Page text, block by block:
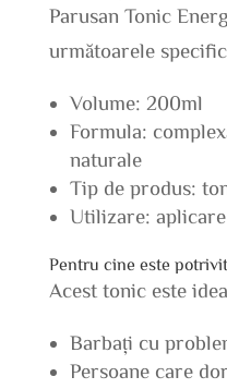
Parusan Tonic
următoarele
Volume: 200ml
Formula:
naturale
Tip de produs:
Utilizare:
Pentru cine este
Acest tonic este
Barbați cu
Persoane care